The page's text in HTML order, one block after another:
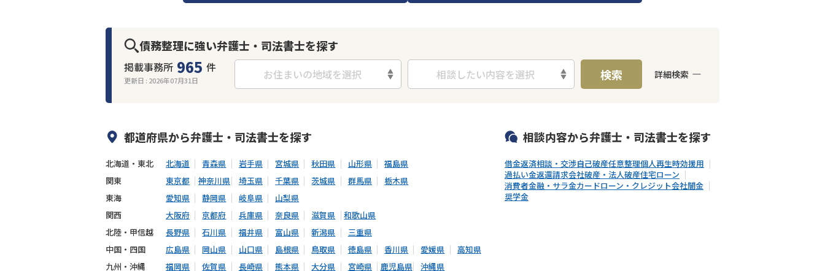
債務整理に強い弁護士・司法書士を探す
掲載事務所 965 件
更新日 : 2026年07月31日 お住まいの地域を選択 相談したい内容を選択 検索 詳細検索
都道府県から弁護士・司法書士を探す
北海道・東北 北海道 青森県 岩手県 宮城県 秋田県 山形県
福島県
関東
東京都 神奈川県 埼玉県 千葉県 茨城県 群馬県
栃木県
東海
愛知県 静岡県 岐阜県
山梨県
関西
大阪府 京都府 兵庫県 奈良県 滋賀県
和歌山県
北陸・甲信越
長野県 石川県 福井県 富山県 新潟県
三重県
中国・四国
広島県 岡山県 山口県 島根県 鳥取県 徳島県 香川県 愛媛県
高知県
九州・沖縄
福岡県 佐賀県 長崎県 熊本県 大分県 宮崎県 鹿児島県 沖縄県
相談内容から弁護士・司法書士を探す
借金返済相談・交渉自己破産任意整理個人再生時効援用
過払い金返還請求会社破産・法人破産住宅ローン
消費者金融・サラ金カードローン・クレジット会社闇金
奨学金